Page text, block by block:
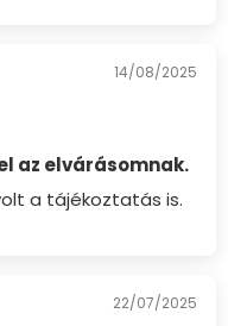
14/08/2025
az elvárásomnak.
a tájékoztatás is.
22/07/2025